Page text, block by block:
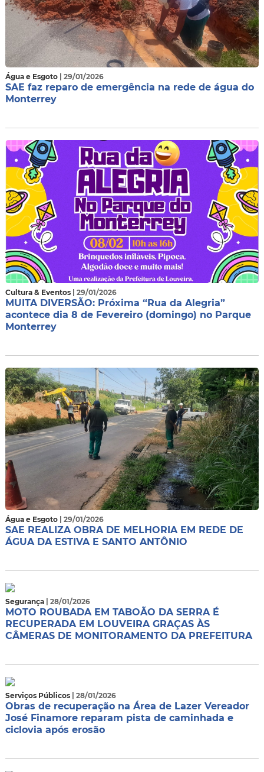
Água e Esgoto | 29/01/2026
SAE faz reparo de emergência na rede de água do
Monterrey
Cultura & Eventos | 29/01/2026
MUITA DIVERSÃO: Próxima “Rua da Alegria”
acontece dia 8 de Fevereiro (domingo) no Parque
Monterrey
Água e Esgoto | 29/01/2026
SAE REALIZA OBRA DE MELHORIA EM REDE DE
ÁGUA DA ESTIVA E SANTO ANTÔNIO
Segurança | 28/01/2026
MOTO ROUBADA EM TABOÃO DA SERRA É
RECUPERADA EM LOUVEIRA GRAÇAS ÀS
CÂMERAS DE MONITORAMENTO DA PREFEITURA
Serviços Públicos | 28/01/2026
Obras de recuperação na Área de Lazer Vereador
José Finamore reparam pista de caminhada e
ciclovia após erosão